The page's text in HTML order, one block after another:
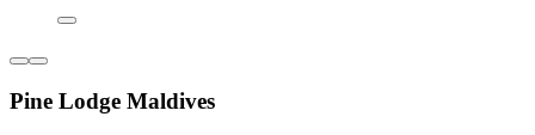
Pine Lodge Maldives